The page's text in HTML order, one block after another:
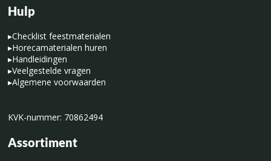
Hulp
▸Checklist feestmaterialen
▸Horecamaterialen huren
▸Handleidingen
▸Veelgestelde vragen
▸Algemene voorwaarden
KVK-nummer: 70862494
Assortiment